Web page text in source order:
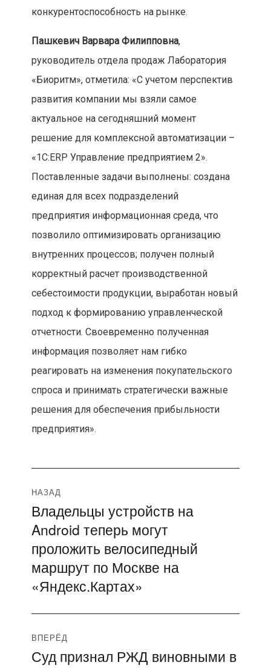
конкурентоспособность на рынке.
Пашкевич Варвара Филипповна,
руководитель отдела продаж Лаборатория
«Биоритм», отметила: «С учетом перспектив
развития компании мы взяли самое
актуальное на сегодняшний момент
решение для комплексной автоматизации –
«1С:ERP Управление предприятием 2».
Поставленные задачи выполнены: создана
единая для всех подразделений
предприятия информационная среда, что
позволило оптимизировать организацию
внутренних процессов; получен полный
корректный расчет производственной
себестоимости продукции, выработан новый
подход к формированию управленческой
отчетности. Своевременно полученная
информация позволяет нам гибко
реагировать на изменения покупательского
спроса и принимать стратегически важные
решения для обеспечения прибыльности
предприятия».
Навигация
по
записям
НАЗАД
Предыдущая
запись:
Владельцы устройств на
Android теперь могут
проложить велосипедный
маршрут по Москве на
«Яндекс.Картах»
ВПЕРЁД
Следующая
Суд признал РЖД виновными в